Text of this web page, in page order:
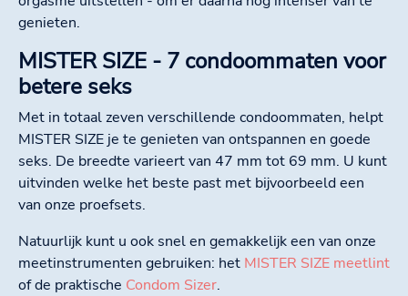
genieten.
MISTER SIZE - 7 condoommaten voor
betere seks
Met in totaal zeven verschillende condoommaten, helpt
MISTER SIZE je te genieten van ontspannen en goede
seks. De breedte varieert van 47 mm tot 69 mm. U kunt
uitvinden welke het beste past met bijvoorbeeld een
van onze proefsets.
Natuurlijk kunt u ook snel en gemakkelijk een van onze
meetinstrumenten gebruiken: het MISTER SIZE meetlint
of de praktische Condom Sizer.